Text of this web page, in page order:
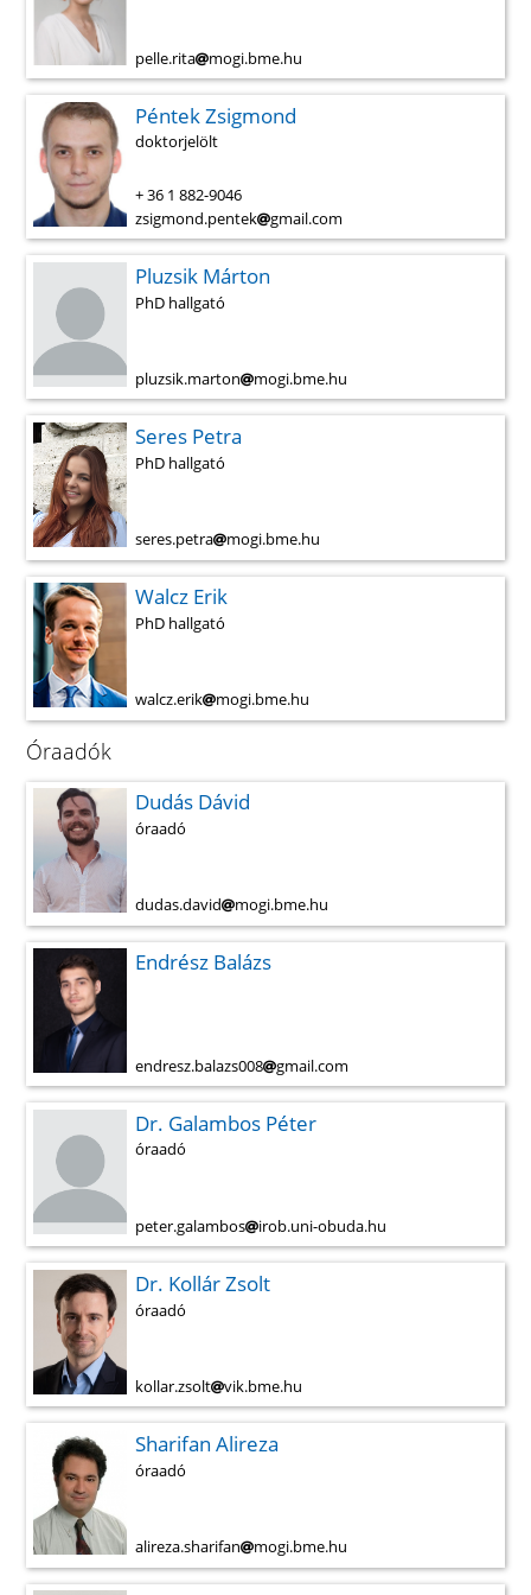
pelle.rita mogi.bme.hu
Péntek Zsigmond
doktorjelölt
+ 36 1 882-9046
zsigmond.pentek
gmail.com
Pluzsik Márton
PhD hallgató
pluzsik.marton mogi.bme.hu
Seres Petra
PhD hallgató
seres.petra mogi.bme.hu
Walcz Erik
PhD hallgató
walcz.erik mogi.bme.hu
Óraadók
Dudás Dávid
óraadó
dudas.david mogi.bme.hu
Endrész Balázs
endresz.balazs008 gmail.com
Dr. Galambos Péter
óraadó
peter.galambos irob.uni-obuda.hu
Dr. Kollár Zsolt
óraadó
kollar.zsolt vik.bme.hu
Sharifan Alireza
óraadó
alireza.sharifan mogi.bme.hu